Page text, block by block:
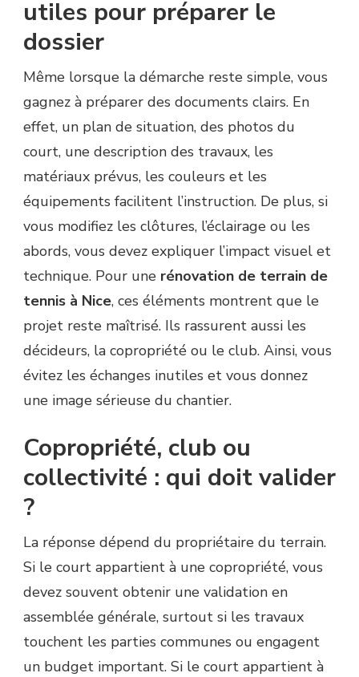
utiles pour préparer le
dossier
Même lorsque la démarche reste simple, vous
gagnez à préparer des documents clairs. En
effet, un plan de situation, des photos du
court, une description des travaux, les
matériaux prévus, les couleurs et les
équipements facilitent l’instruction. De plus, si
vous modifiez les clôtures, l’éclairage ou les
abords, vous devez expliquer l’impact visuel et
technique. Pour une rénovation de terrain de
tennis à Nice, ces éléments montrent que le
projet reste maîtrisé. Ils rassurent aussi les
décideurs, la copropriété ou le club. Ainsi, vous
évitez les échanges inutiles et vous donnez
une image sérieuse du chantier.
Copropriété, club ou
collectivité : qui doit valider
?
La réponse dépend du propriétaire du terrain.
Si le court appartient à une copropriété, vous
devez souvent obtenir une validation en
assemblée générale, surtout si les travaux
touchent les parties communes ou engagent
un budget important. Si le court appartient à